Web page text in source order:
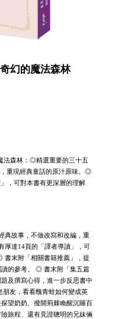
幻的魔法森林
法森林：◎精選重要的三十五
重現經典童話的原汁原味。◎
，可對本書有更深層的理解
典故事，不做改寫和改編，重
厚達14頁的「譯者導讀」，可
書末附「相關書籍推薦」，提
的參考。 ◎ 書末附「集五篇
及撰寫心得，進一步反思書中
朋友，看看醜青蛙如何變成英
望奶奶、撥開荊棘喚醒沉睡百
旅程、還有見證聰明的兄妹倆